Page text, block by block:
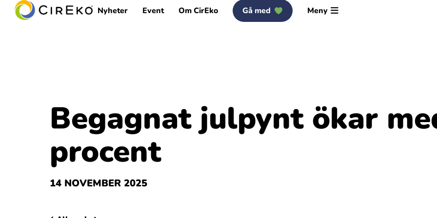
Nyheter Event Om CirEko Gå med Meny
Begagnat julpynt ökar
procent
14 NOVEMBER 2025